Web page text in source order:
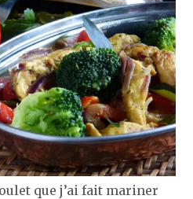
que j’ai fait mariner